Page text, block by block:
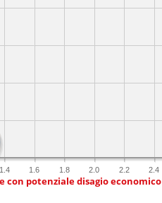
1.4 1.6 1.8 2.0 2.2 2.4
con potenziale disagio economico